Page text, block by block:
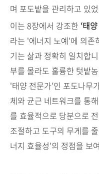
며 포도밭을 관리하고 있
이는 8장에서 강조한 ‘태
라는 '에너지 노예'에 의존
기는 삶과 정확히 일치합
부를 몰라도 훌륭한 텃밭
'태양 전문가'인 포도나무
체와 균근 네트워크를 통
를 효율적으로 당분으로
조절하고 도구의 무게를
너지 효율성'의 정점을 보